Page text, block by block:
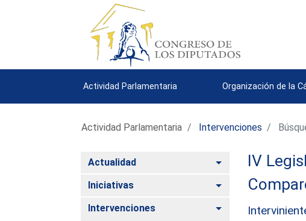
Actividad Parlamentaria Organización de la
Actividad Parlamentaria Intervenciones
Actualidad Alternar
Iniciativas Alternar
Intervenciones
Alternar
IV